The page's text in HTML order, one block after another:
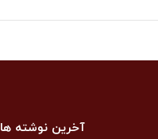
آخرین نوشته ها